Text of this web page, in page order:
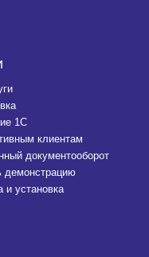
1С
клиентам
документооборот
демонстрацию
и установка